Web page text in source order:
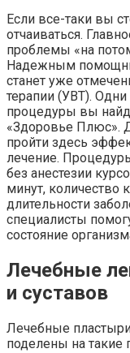
Если все-таки вы
отчаиваться.
проблемы «на
Надежным
станет уже
терапии (УВТ).
процедуры вы
«Здоровье Плюс».
пройти здесь
лечение.
без анестезии
минут, количество
длительности
специалисты
состояние
Лечебные
и суставов
Лечебные
поделены на такие